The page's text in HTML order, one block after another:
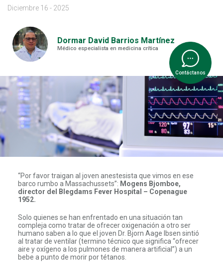
Diciembre 16 - 2025
Dormar David Barrios Martínez
Médico especialista en medicina crítica
“Por favor traigan al joven anestesista que vimos en ese
barco rumbo a Massachussets”: Mogens Bjomboe,
director del Blegdams Fever Hospital – Copenague
1952.
Solo quienes se han enfrentado en una situación tan
compleja como tratar de ofrecer oxigenación a otro ser
humano saben a lo que el joven Dr. Bjorn Aage Ibsen sintió
al tratar de ventilar (termino técnico que significa “ofrecer
aire y oxígeno a los pulmones de manera artificial”) a un
bebe a punto de morir por tétanos.
Contáctanos